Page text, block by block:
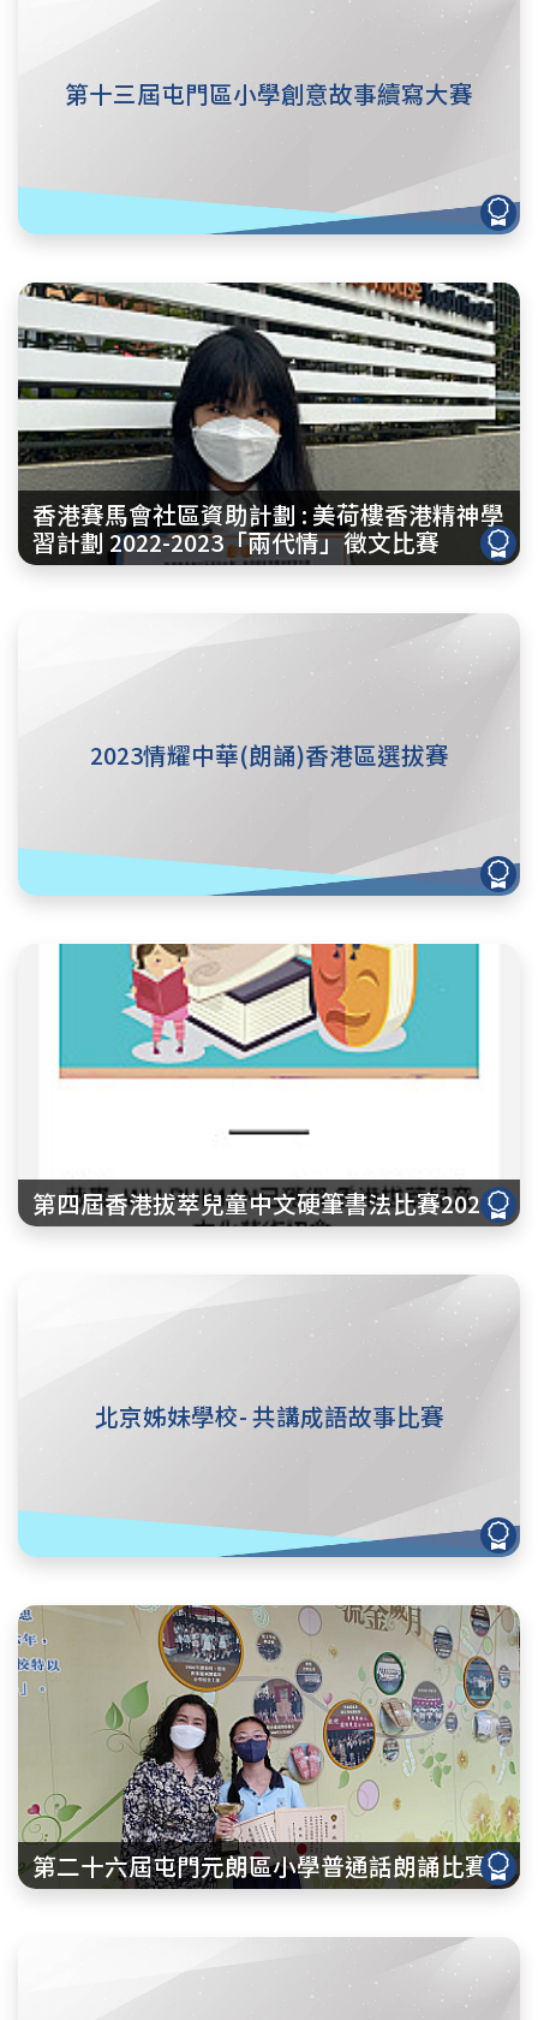
第十三屆屯門區小學創意故事續寫大賽
香港賽馬會社區資助計劃 : 美荷樓香港精神學
習計劃 2022-2023「兩代情」徵文比賽
2023情耀中華(朗誦)香港區選拔賽
第四屆香港拔萃兒童中文硬筆書法比賽2023
北京姊妹學校- 共講成語故事比賽
第二十六屆屯門元朗區小學普通話朗誦比賽